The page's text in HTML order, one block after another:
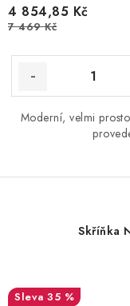
4 854,85 Kč
7 469 Kč
Moderní, velmi
Skříňka
35 %